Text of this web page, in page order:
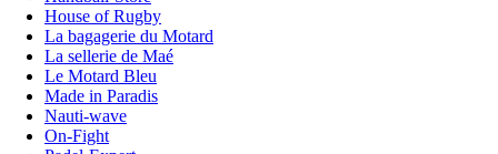
House of Rugby
La bagagerie du Motard
La sellerie de Maé
Le Motard Bleu
Made in Paradis
Nauti-wave
On-Fight